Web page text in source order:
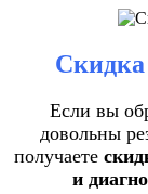
Скидка
Если вы
довольны
получаете
и